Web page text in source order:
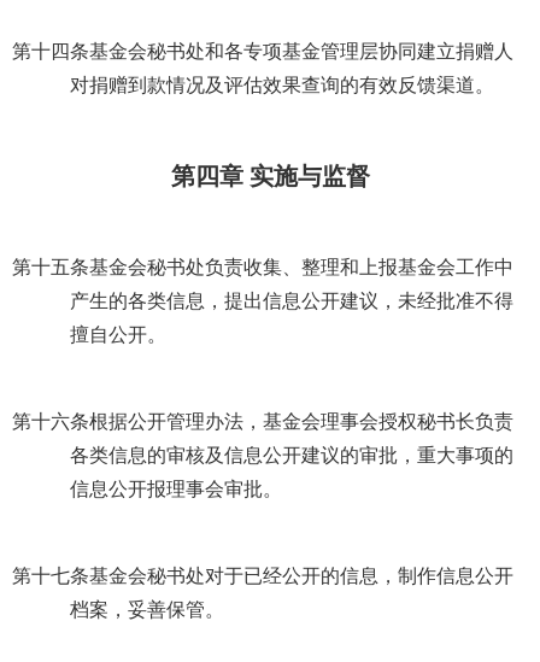
第十四条基金会秘书处和各专项基金管理层协同建立捐赠人
对捐赠到款情况及评估效果查询的有效反馈渠道。
第四章 实施与监督
第十五条基金会秘书处负责收集、整理和上报基金会工作中
产生的各类信息，提出信息公开建议，未经批准不得
擅自公开。
第十六条根据公开管理办法，基金会理事会授权秘书长负责
各类信息的审核及信息公开建议的审批，重大事项的
信息公开报理事会审批。
第十七条基金会秘书处对于已经公开的信息，制作信息公开
档案，妥善保管。